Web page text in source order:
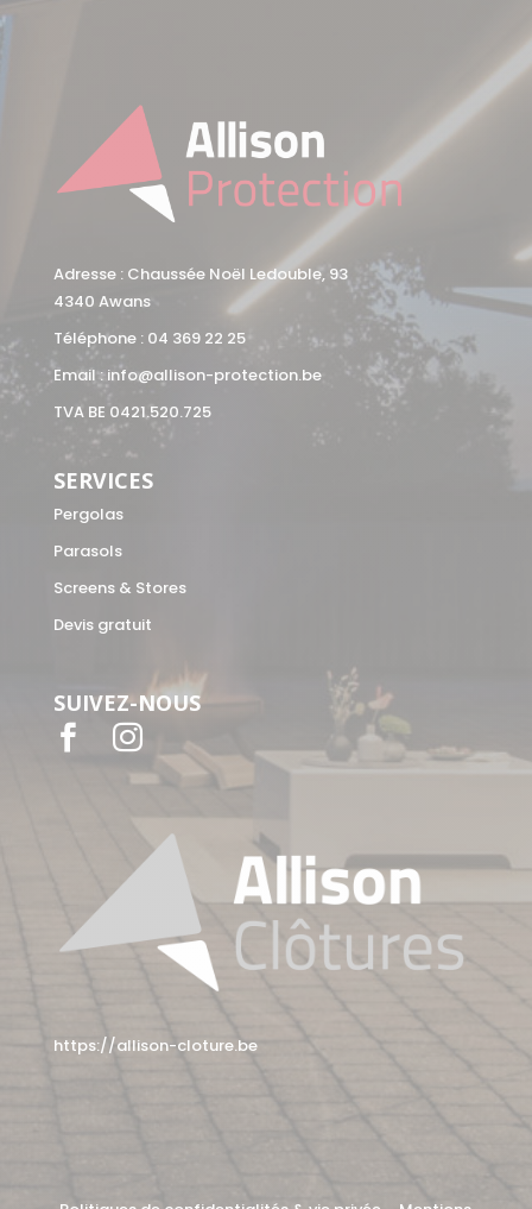
Adresse : Chaussée Noël Ledouble, 93
4340 Awans
Téléphone : 04 369 22 25
Email : info@allison-protection.be
TVA BE 0421.520.725
SERVICES
Pergolas
Parasols
Screens & Stores
Devis gratuit
SUIVEZ-NOUS
 
https://allison-cloture.be